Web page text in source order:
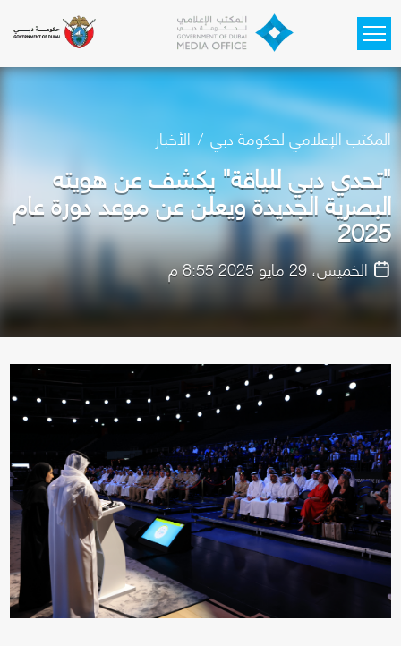
المكتب الإعلامي لحكومة دبي الأخبار
"تحدي دبي للياقة" يكشف عن هويته
البصرية الجديدة ويعلن عن موعد دورة عام
2025
الخميس، 29 مايو 2025 8:55 م